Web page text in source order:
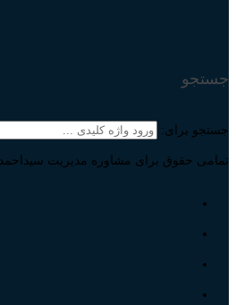
جستجو
جستجو برای:
تمامی حقوق برای مشاوره مدیریت